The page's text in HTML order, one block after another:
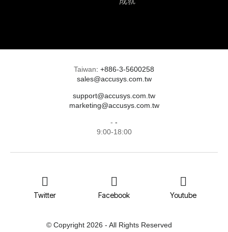
Taiwan: +886-3-5600258
sales@accusys.com.tw
support@accusys.com.tw
marketing@accusys.com.tw
- -
9:00-18:00
Twitter Facebook Youtube
© Copyright 2026 - All Rights Reserved